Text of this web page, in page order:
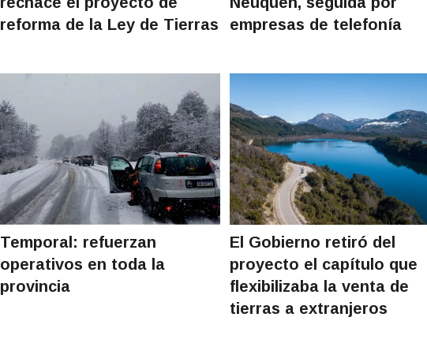
reforma de la Ley de Tierras
empresas de telefonía
Temporal: refuerzan
operativos en toda la
provincia
El Gobierno retiró del
proyecto el capítulo que
flexibilizaba la venta de
tierras a extranjeros